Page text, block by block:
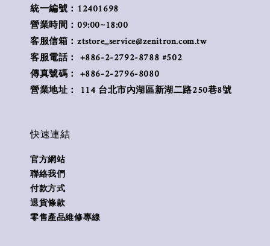
統一編號：12401698
營業時間：09:00~18:00
客服信箱：ztstore_service@zenitron.com.tw
客服電話： +886-2-2792-8788 #502
傳真號碼： +886-2-2796-8080
營業地址： 114 台北市內湖區新湖二路250巷8號
快速連結
官方網站
聯絡我們
付款方式
退貨條款
零售產品維修專線